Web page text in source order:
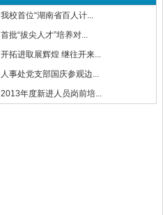
我校首位“湖南省百人计...
首批“拔尖人才”培养对...
开拓进取展辉煌 继往开来...
人事处党支部国庆参观边...
2013年度新进人员岗前培...